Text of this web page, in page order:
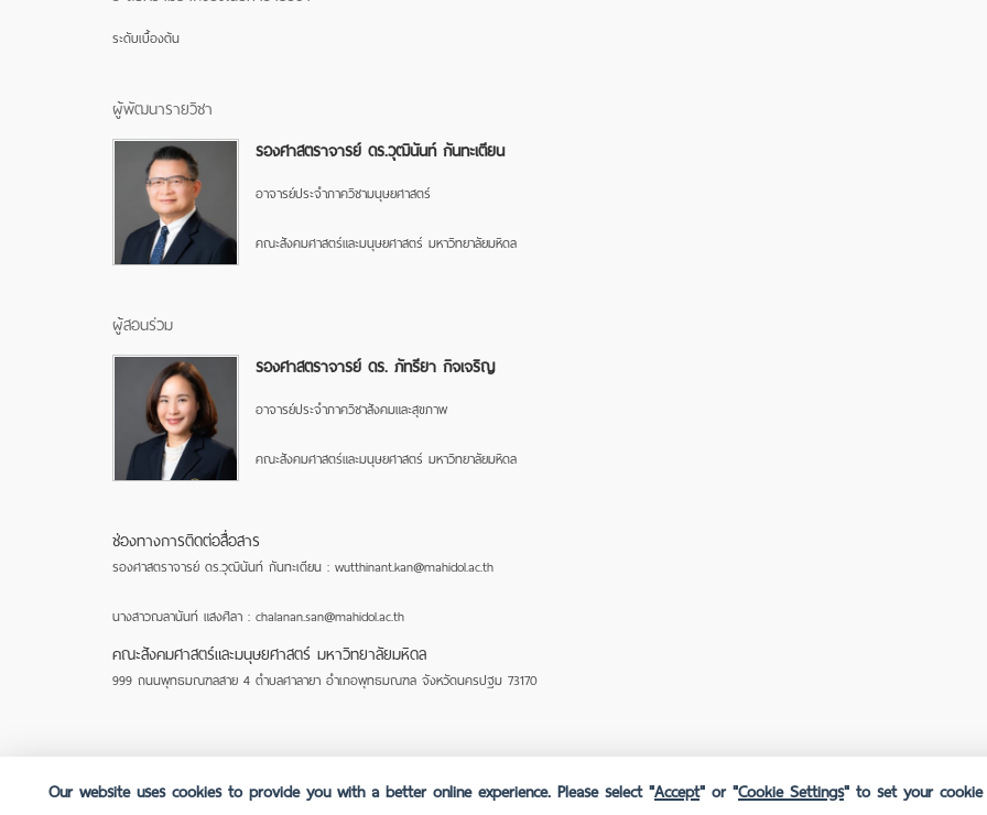
ระดับเบื้องต้น
ผู้พัฒนารายวิชา
รองศาสตราจารย์ ดร.วุฒินันท์ กันทะเตียน
อาจารย์ประจำภาควิชามนุษยศาสตร์
คณะสังคมศาสตร์และมนุษยศาสตร์ มหาวิทยาลัยมหิดล
ผู้สอนร่วม
รองศาสตราจารย์ ดร. ภัทรียา กิจเจริญ
อาจารย์ประจำภาควิชาสังคมและสุขภาพ
คณะสังคมศาสตร์และมนุษยศาสตร์ มหาวิทยาลัยมหิดล
ช่องทางการติดต่อสื่อสาร
รองศาสตราจารย์ ดร.วุฒินันท์ กันทะเตียน : wutthinant.kan@mahidol.ac.th
นางสาวฌลานันท์ แสงศิลา : chalanan.san@mahidol.ac.th
คณะสังคมศาสตร์และมนุษยศาสตร์ มหาวิทยาลัยมหิดล
999 ถนนพุทธมณฑลสาย 4 ตำบลศาลายา อำเภอพุทธมณฑล จังหวัดนครปฐม 73170
FAQ
Our website uses cookies to provide you with a better online experience. Please select "Accept" or "Cookie Settings" to set your cookie